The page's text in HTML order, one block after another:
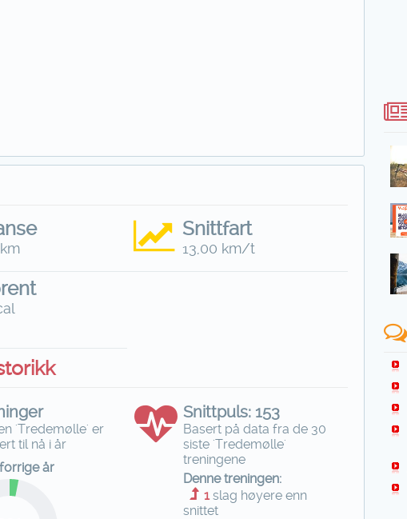
Snittfart
13,00 km/t
'Tredemølle' er
til nå i år
år
Snittpuls: 153
Basert på data fra de 30
siste 'Tredemølle'
treningene
Denne treningen:
1slag høyere enn
snittet